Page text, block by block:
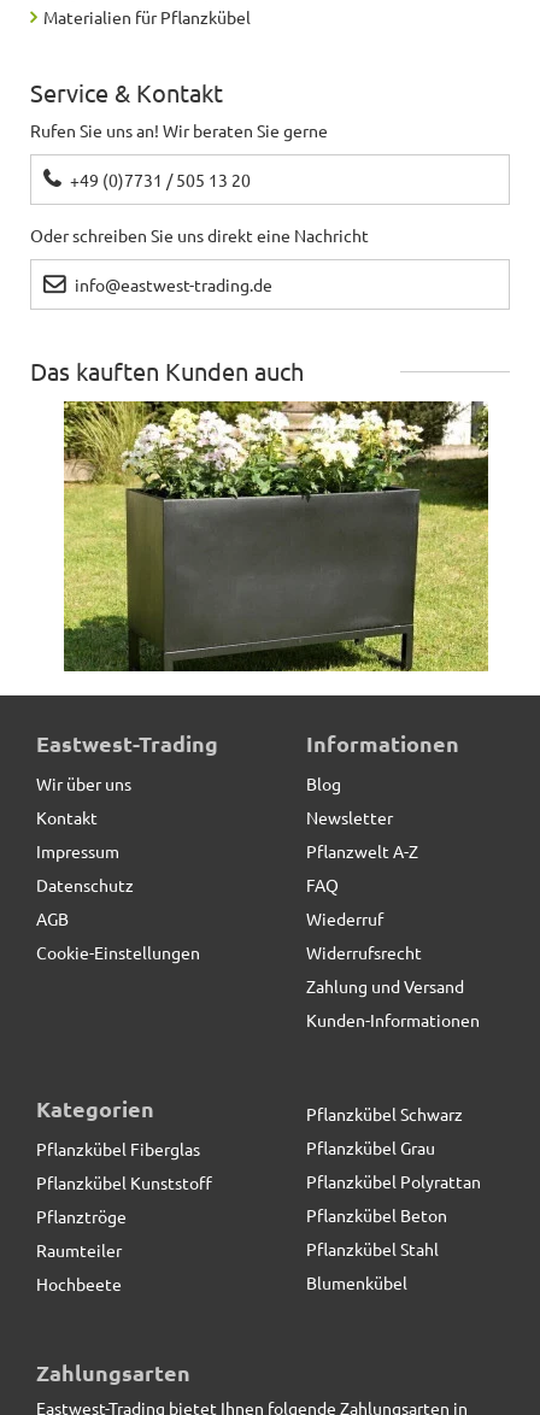
Materialien für Pflanzkübel
Service & Kontakt
Rufen Sie uns an! Wir beraten Sie gerne
+49 (0)7731 / 505 13 20
Oder schreiben Sie uns direkt eine Nachricht
info@eastwest-trading.de
Das kauften Kunden auch
Untergestell für Pflanztröge
29,90 € *statt
Fiberglas anthrazit
Eastwest-Trading
Wir über uns
Kontakt
Impressum
Datenschutz
AGB
Cookie-Einstellungen
Informationen
Blog
Newsletter
Pflanzwelt A-Z
FAQ
Wiederruf
Widerrufsrecht
Zahlung und Versand
Kunden-Informationen
Kategorien
Pflanzkübel Fiberglas
Pflanzkübel Kunststoff
Pflanztröge
Raumteiler
Hochbeete
Pflanzkübel Schwarz
Pflanzkübel Grau
Pflanzkübel Polyrattan
Pflanzkübel Beton
Pflanzkübel Stahl
Blumenkübel
Zahlungsarten
Eastwest-Trading bietet Ihnen folgende Zahlungsarten in